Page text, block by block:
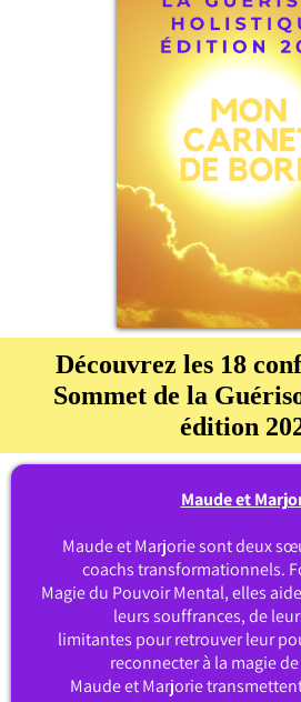
Découvrez les 18
Sommet de la
édition
Maude et
Maude et Marjorie sont deux
coachs transformationnels.
Magie du Pouvoir Mental, elles
leurs souffrances, de
limitantes pour retrouver leur
reconnecter à la magie
Maude et Marjorie